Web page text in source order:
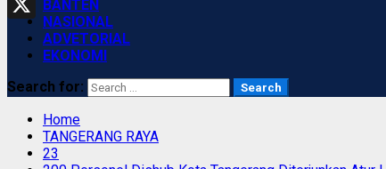
BANTEN
NASIONAL
ADVETORIAL
EKONOMI
Search for:
Home
TANGERANG RAYA
23